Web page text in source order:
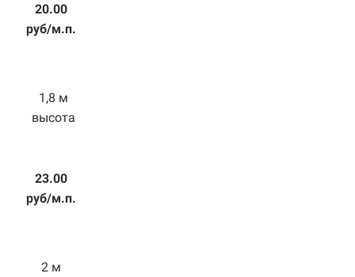
20.00
руб/м.п.
1,8 м
высота
23.00
руб/м.п.
2 м